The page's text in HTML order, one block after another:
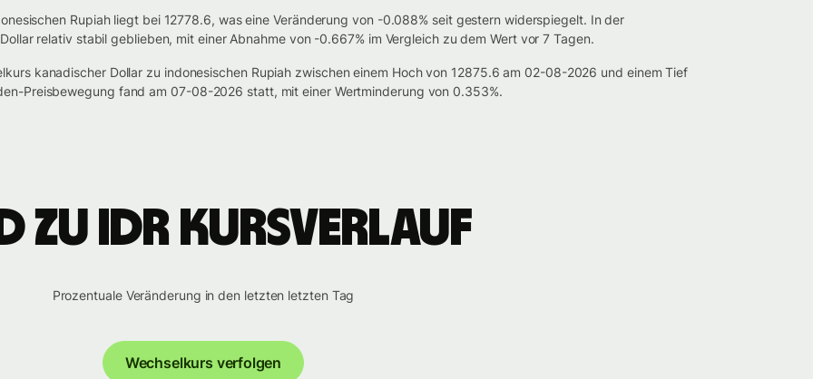
Rupiah liegt bei 12778.6, was eine Veränderung von -0.088% seit gestern widerspiegelt. In der
relativ stabil geblieben, mit einer Abnahme von -0.667% im Vergleich zu dem Wert vor 7 Tagen.
kanadischer Dollar zu indonesischen Rupiah zwischen einem Hoch von 12875.6 am 02-08-2026 und einem Tief
Preisbewegung fand am 07-08-2026 statt, mit einer Wertminderung von 0.353%.
zu IDR Kursverlauf
Prozentuale Veränderung in den letzten letzten Tag
Wechselkurs verfolgen